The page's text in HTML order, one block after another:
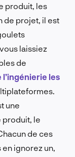
produit, les
de projet, il est
laissiez
de
les
une
produit, le
de ces
ignorez un,